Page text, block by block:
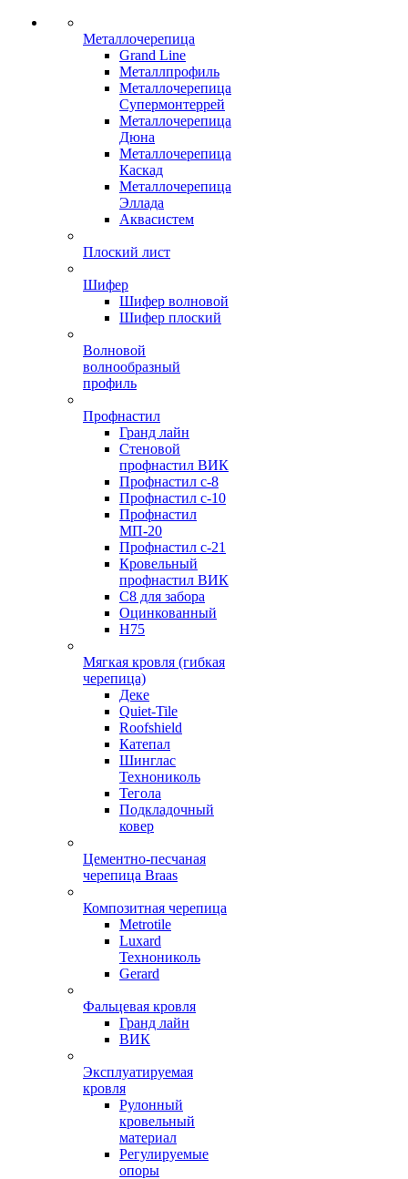
Металлочерепица
Grand Line
Металлпрофиль
Металлочерепица
Супермонтеррей
Металлочерепица
Дюна
Металлочерепица
Каскад
Металлочерепица
Эллада
Аквасистем
Плоский лист
Шифер
Шифер волновой
Шифер плоский
Волновой
волнообразный
профиль
Профнастил
Гранд лайн
Стеновой
профнастил ВИК
Профнастил с-8
Профнастил с-10
Профнастил
МП-20
Профнастил с-21
Кровельный
профнастил ВИК
С8 для забора
Оцинкованный
Н75
Мягкая кровля (гибкая
черепица)
Деке
Quiet-Tile
Roofshield
Катепал
Шинглас
Технониколь
Тегола
Подкладочный
ковер
Цементно-песчаная
черепица Braas
Композитная черепица
Metrotile
Luxard
Технониколь
Gerard
Фальцевая кровля
Гранд лайн
ВИК
Эксплуатируемая
кровля
Рулонный
кровельный
материал
Регулируемые
опоры